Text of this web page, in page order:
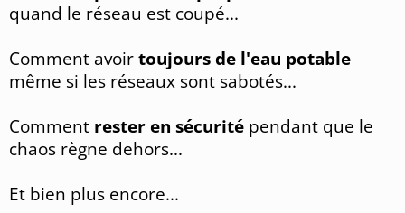
quand le réseau est coupé...
Comment avoirtoujours de l'eau potable
même si les réseaux sont sabotés...
Comment rester en sécurité pendant que le
chaos règne dehors...
Et bien plus encore...